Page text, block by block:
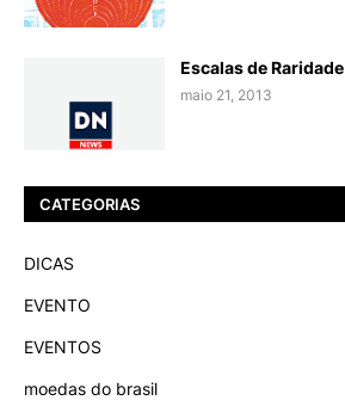
Escalas de Raridade
maio 21, 2013
CATEGORIAS
DICAS
EVENTO
EVENTOS
moedas do brasil